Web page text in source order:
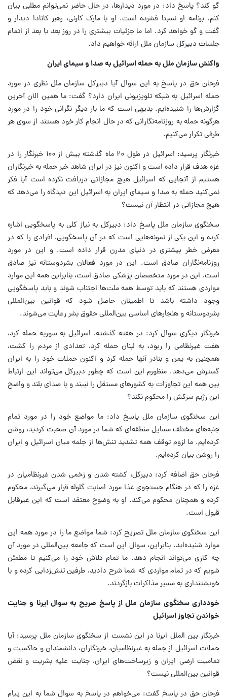
گو کند؟ پاسخ داد: در مورد دیدارها، در حال حاضر نمی‌توانم مطلبی بیان
کنم. برنامه او نسبتا فشرده است. او با مارک کارنی، رهبر کانادا دیدار و
گفت و گو خواهد کرد. اما ما جزئیات بیشتری را در روز بعد یا بعد از اتمام
جلسات دبیرکل سازمان ملل ارائه خواهیم داد.
واکنش سازمان ملل به حمله اسرائیل به صدا و سیمای ایران
فرحان حق در پاسخ به این سوال آیا دبیرکل سازمان ملل نظری در مورد
حمله اسرائیل به شبکه تلویزیونی ایران دارد؟ گفت: ما همین الان آخرین
گزارش‌ها را شنیده‌ایم. بدیهی است که ما بار دیگر نگرانی خود را در مورد
هرگونه حمله به روزنامه‌نگارانی که در حال انجام کار خود هستند از سوی هر
طرفی تکرار می‌کنیم.
خبرنگار پرسید: اسرائیل در طول ۲۰ ماه گذشته بیش از ۱۰۰ خبرنگار را در
غزه هدف قرار داده است و اکنون نیز در ایران شاهد خبر حمله به خبرنگاران
هستیم از آنجایی که اسرائیل هیچ مجازاتی دریافت نکرده است آیا فکر
نمی‌کنید حمله به صدا و سیمای ایران به اسرائیل این دیدگاه را می‌دهد که
هیچ مجازاتی در انتظار آن نیست؟
سخنگوی سازمان ملل پاسخ داد: دبیرکل به نیاز کلی به پاسخگویی اشاره
کرده و این یکی از نمونه‌هایی است که در آن پاسخگویی، افرادی را که در
معرض خطر بیشتری در دنیای مدرن قرار داده است. و این در مورد
روزنامه‌نگاران صادق است. این در مورد فعالان بشردوستانه نیز صادق
است. این در مورد متخصصان پزشکی صادق است، بنابراین همه این موارد
مواردی هستند که باید توسط همه ملت‌ها اجتناب شوند و باید پاسخگویی
وجود داشته باشد تا اطمینان حاصل شود که قوانین بین‌المللی
بشردوستانه و هنجارهای اساسی بین‌المللی حقوق بشر رعایت می‌شوند.
خبرنگار دیگری سوال کرد: در هفته گذشته، اسرائیل به سوریه حمله کرد،
هفت غیرنظامی را ربود، به لبنان حمله کرد، تعدادی از مردم را کشت،
همچنین به یمن و بنادر آنها حمله کرد و اکنون حملات خود را به ایران
گسترش می‌دهد. منظورم این است که چطور دبیرکل می‌تواند این ارتباط
بین همه این تجاوزات به کشورهای مستقل را نبیند و با صدای بلند و واضح
این رژیم سرکش را محکوم نکند؟
این سخنگوی سازمان ملل پاسخ داد: ما مواضع خود را در مورد تمام
جنبه‌های مختلف مسایل منطقه‌ای که شما در مورد آن صحبت کردید، روشن
کرده‌ایم. ما لزوم توقف همه تشدید تنش‌ها از جلمه میان اسرائیل و ایران
را روشن بیان کرده‌ایم.
فرحان حق اضافه کرد: دبیرکل، کشته شدن و زخمی شدن غیرنظامیان در
غزه را که در هنگام جستجوی غذا مورد اصابت گلوله قرار می‌گیرند، محکوم
کرده و همچنان محکوم می‌کند. او به وضوح معتقد است که این غیرقابل
قبول است.
این سخنگوی سازمان ملل تصریح کرد: شما مواضع ما را در مورد همه این
موارد شنیده‌اید. بنابراین، سوال این است که جامعه بین‌المللی در مورد آن
چه کاری می‌تواند انجام دهد. ما تمام تلاش خود را می‌کنیم تا مطمئن
شویم که در تمام مواردی که شما شرح دادید، طرفین تنش‌زدایی کرده و با
خویشتنداری به مسیر مذاکرات بازگردند.
خودداری سخنگوی سازمان ملل از پاسخ صریح به سوال ایرنا و جنایت
خواندن تجاوز اسرائیل
خبرنگار بین الملل ایرنا در این نشست از سخنگوی سازمان ملل پرسید: آیا
حملات اسرائیل از جمله به غیرنظامیان، خبرنگاران، دانشمندان و حاکمیت و
تمامیت ارضی ایران و زیرساخت‌های ایران، جنایت علیه بشریت و نقض
قوانین بین‌المللی نیست؟
فرحان حق در پاسخ گفت: می‌خواهم در پاسخ به سوال شما به این پیام